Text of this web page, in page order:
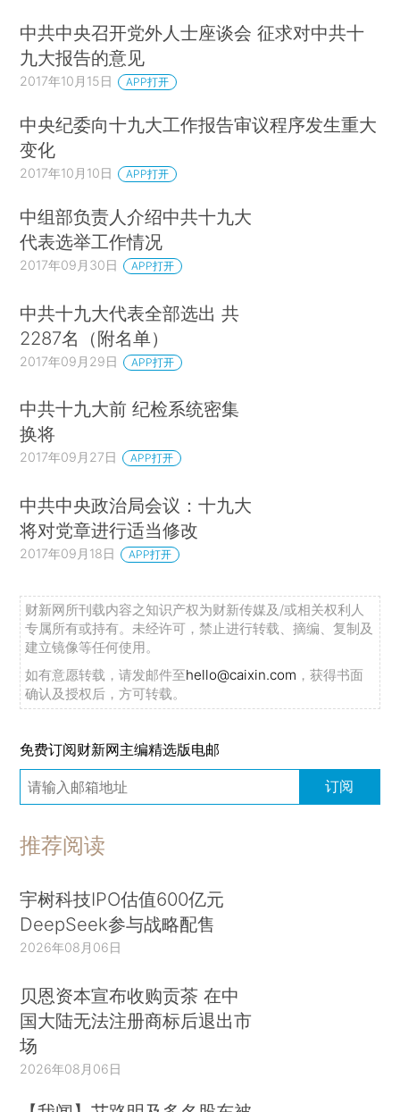
中共中央召开党外人士座谈会 征求对中共十
九大报告的意见
2017年10月15日 APP打开
中央纪委向十九大工作报告审议程序发生重大
变化
2017年10月10日 APP打开
中组部负责人介绍中共十九大
代表选举工作情况
2017年09月30日 APP打开
中共十九大代表全部选出 共
2287名（附名单）
2017年09月29日 APP打开
中共十九大前 纪检系统密集
换将
2017年09月27日 APP打开
中共中央政治局会议：十九大
将对党章进行适当修改
2017年09月18日 APP打开
财新网所刊载内容之知识产权为财新传媒及/或相关权利人
专属所有或持有。未经许可，禁止进行转载、摘编、复制及
建立镜像等任何使用。
如有意愿转载，请发邮件至hello@caixin.com ，获得书面
确认及授权后，方可转载。
免费订阅财新网主编精选版电邮
订阅
推荐阅读
宇树科技IPO估值600亿元
DeepSeek参与战略配售
2026年08月06日
贝恩资本宣布收购贡茶 在中
国大陆无法注册商标后退出市
场
2026年08月06日